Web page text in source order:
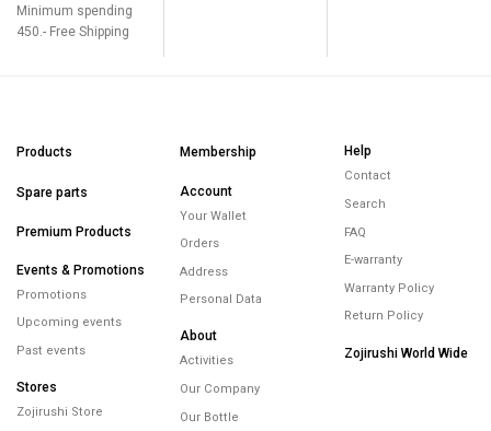
Minimum spending
450.- Free Shipping
Products
Spare parts
Premium Products
Events & Promotions
Promotions
Upcoming events
Past events
Stores
Zojirushi Store
Membership
Account
Your Wallet
Orders
Address
Personal Data
About
Activities
Our Company
Our Bottle
Help
Contact
Search
FAQ
E-warranty
Warranty Policy
Return Policy
Zojirushi World Wide